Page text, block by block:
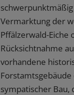
Vermarktung der
Pffälzerwald-Eiche
Rücksichtnahme
vorhandene
sympatischer Bau,